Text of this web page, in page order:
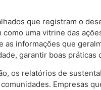
que registram o
uma vitrine das
informações que
garantir boas práticas
os relatórios de
Empresas